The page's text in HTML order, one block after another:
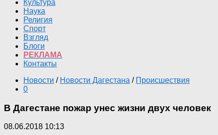
Культура
Наука
Религия
Спорт
Взгляд
Блоги
РЕКЛАМА
Контакты
Новости / Новости Дагестана / Происшествия
0
В Дагестане пожар унес жизни двух человек
08.06.2018 10:13